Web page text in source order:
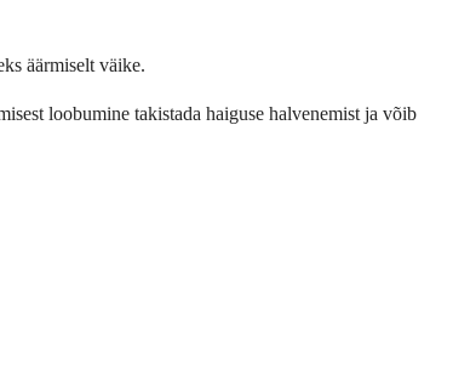
äärmiselt väike.
loobumine takistada haiguse halvenemist ja võib